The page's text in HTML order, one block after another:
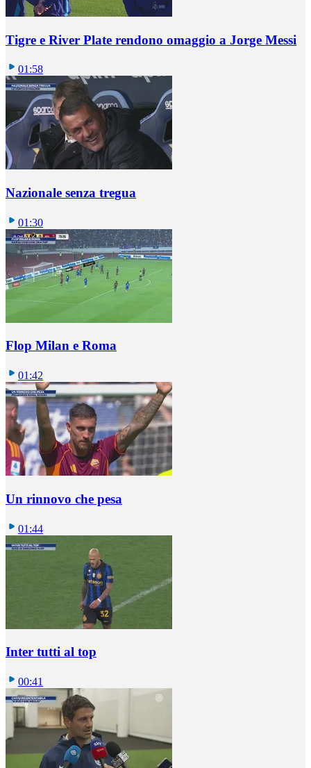
Tigre e River Plate rendono omaggio a Jorge Messi
01:58
Nazionale senza tregua
01:30
Flop Milan e Roma
01:42
Un rinnovo che pesa
01:44
Inter tutti al top
00:41